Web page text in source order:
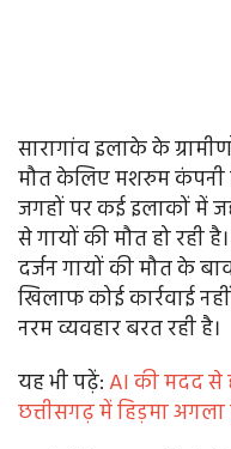
सारागांव इलाके के
मौत केलिए मशरुम कंपनी
जगहों पर कई इलाकों में
से गायों की मौत हो रही
दर्जन गायों की मौत के
खिलाफ कोई कार्रवाई
नरम व्यवहार बरत रही है।
यह भी पढ़ें:AI की मदद से
छत्तीसगढ़ में हिड़मा अगला